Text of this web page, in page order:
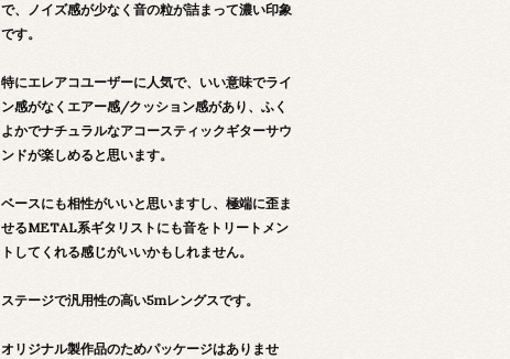
で、ノイズ感が少なく音の粒が詰まって濃い印象
です。
特にエレアコユーザーに人気で、いい意味でライ
ン感がなくエアー感/クッション感があり、ふく
よかでナチュラルなアコースティックギターサウ
ンドが楽しめると思います。
ベースにも相性がいいと思いますし、極端に歪ま
せるMETAL系ギタリストにも音をトリートメン
トしてくれる感じがいいかもしれません。
ステージで汎用性の高い5mレングスです。
オリジナル製作品のためパッケージはありませ